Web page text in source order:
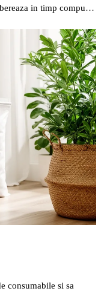
in timp compusi
daca alimentele sunt
consumabile si sa